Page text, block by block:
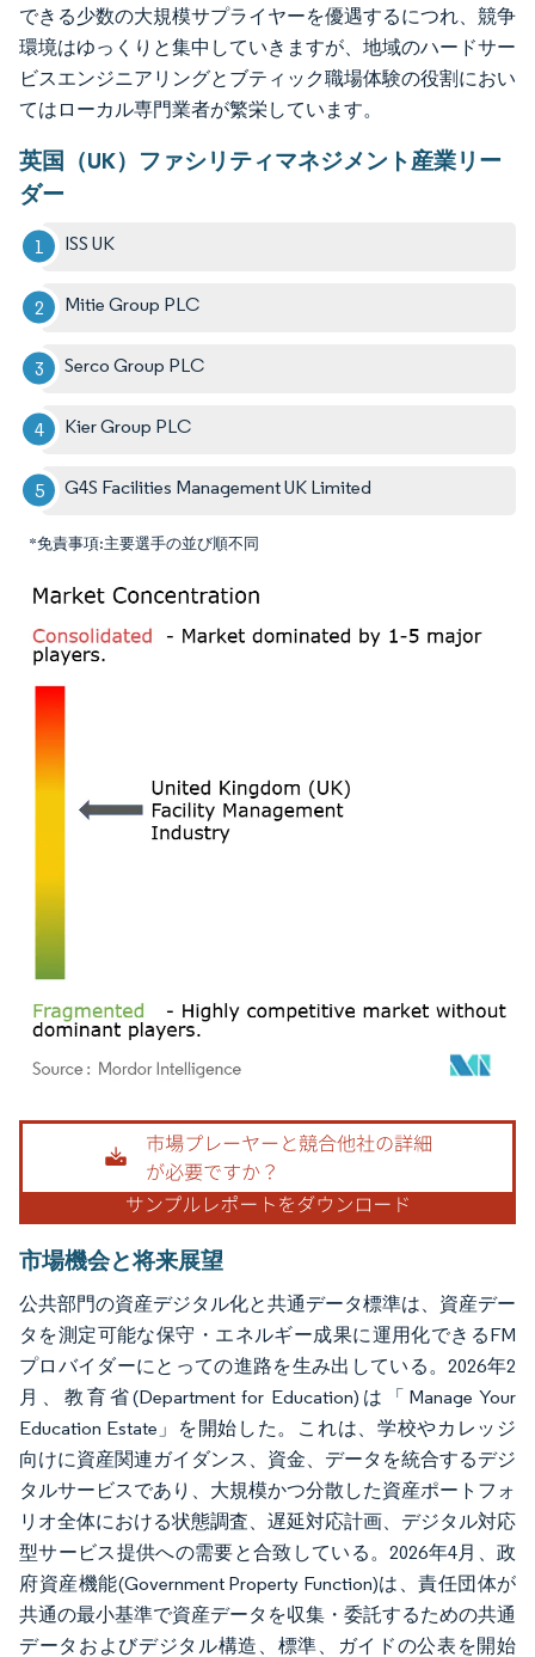
できる少数の大規模サプライヤーを優遇するにつれ、競争
環境はゆっくりと集中していきますが、地域のハードサー
ビスエンジニアリングとブティック職場体験の役割におい
てはローカル専門業者が繁栄しています。
英国（UK）ファシリティマネジメント産業リー
ダー
ISS UK
Mitie Group PLC
Serco Group PLC
Kier Group PLC
G4S Facilities Management UK Limited
*免責事項:主要選手の並び順不同
画像 © Mordor Intelligence。再利用にはCC BY 4.0の表示が必要です。
市場機会と将来展望
公共部門の資産デジタル化と共通データ標準は、資産デー
タを測定可能な保守・エネルギー成果に運用化できるFM
プロバイダーにとっての進路を生み出している。2026年2
月、教育省(Department for Education)は「Manage Your
Education Estate」を開始した。これは、学校やカレッジ
向けに資産関連ガイダンス、資金、データを統合するデジ
タルサービスであり、大規模かつ分散した資産ポートフォ
リオ全体における状態調査、遅延対応計画、デジタル対応
型サービス提供への需要と合致している。2026年4月、政
府資産機能(Government Property Function)は、責任団体が
共通の最小基準で資産データを収集・委託するための共通
データおよびデジタル構造、標準、ガイドの公表を開始